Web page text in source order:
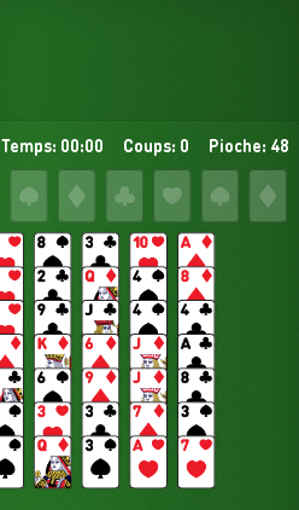
Temps: 00:00 Coups: 0 Pioche: 48